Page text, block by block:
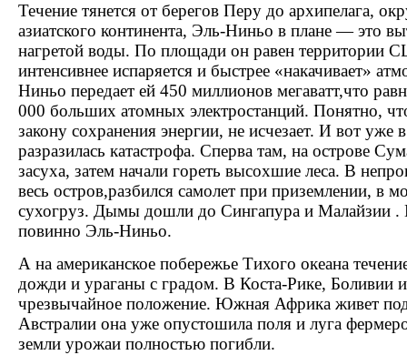
Течение тянется от берегов Перу до архипелага,
азиатского континента, Эль-Ниньо в плане — это
нагретой воды. По площади он равен территории
интенсивнее испаряется и быстрее «накачивает»
Ниньо передает ей 450 миллионов мегаватт,что
000 больших атомных электростанций. Понятно,
закону сохранения энергии, не исчезает. И вот
разразилась катастрофа. Сперва там, на острове
засуха, затем начали гореть высохшие леса. В
весь остров,разбился самолет при приземлении, в
сухогруз. Дымы дошли до Сингапура и Малайзии .
повинно Эль-Ниньо.
А на американское побережье Тихого океана
дожди и ураганы с градом. В Коста-Рике, Боливии
чрезвычайное положение. Южная Африка живет
Австралии она уже опустошила поля и луга
земли урожаи полностью погибли.